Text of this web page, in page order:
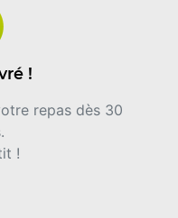
!
repas dès 30
!